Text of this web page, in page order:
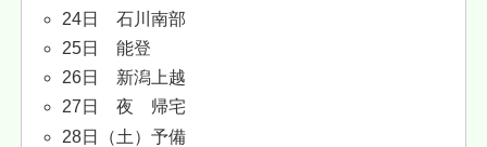
24日 石川南部
25日 能登
26日 新潟上越
27日 夜 帰宅
28日（土）予備